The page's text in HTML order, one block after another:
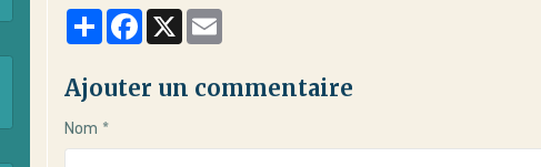
PartagerFacebook
X
Ajouter un commentaire
Nom